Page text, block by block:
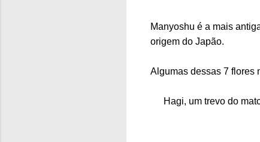
Manyoshu é a mais
origem do Japão.
Algumas dessas 7 flores
Hagi, um trevo do